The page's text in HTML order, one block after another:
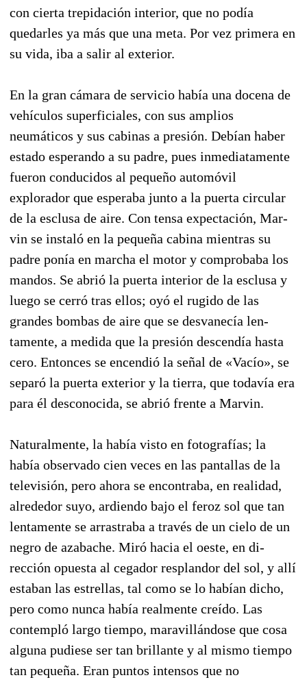
con cierta trepidación in­terior, que no podía
quedarles ya más que una meta. Por vez primera en
su vida, iba a salir al exterior.
En la gran cámara de servicio había una doce­na de
vehículos superficiales, con sus amplios
neumáticos y sus cabinas a presión. Debían haber
estado esperando a su padre, pues inmedia­tamente
fueron conducidos al pequeño automóvil
explorador que esperaba junto a la puerta circular
de la esclusa de aire. Con tensa expectación, Mar­
vin se instaló en la pequeña cabina mientras su
padre ponía en marcha el motor y comprobaba los
mandos. Se abrió la puerta interior de la es­clusa y
luego se cerró tras ellos; oyó el rugido de las
grandes bombas de aire que se desvanecía len­
tamente, a medida que la presión descendía hasta
cero. Entonces se encendió la señal de «Vacío», se
separó la puerta exterior y la tierra, que todavía era
para él desconocida, se abrió frente a Marvin.
Naturalmente, la había visto en fotografías; la
había observado cien veces en las pantallas de la
televisión, pero ahora se encontraba, en realidad,
alrededor suyo, ardiendo bajo el feroz sol que tan
lentamente se arrastraba a través de un cielo de un
negro de azabache. Miró hacia el oeste, en di­
rección opuesta al cegador resplandor del sol, y allí
estaban las estrellas, tal como se lo habían dicho,
pero como nunca había realmente creí­do. Las
contempló largo tiempo, maravillándose que cosa
alguna pudiese ser tan brillante y al mis­mo tiempo
tan pequeña. Eran puntos intensos que no